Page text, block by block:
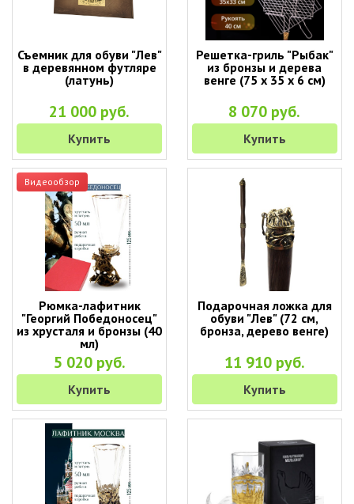
Съемник для обуви "Лев"
в деревянном футляре
(латунь)
21 000 руб.
Купить
Решетка-гриль "Рыбак"
из бронзы и дерева
венге (75 х 35 х 6 см)
8 070 руб.
Купить
Видеообзор
Рюмка-лафитник
"Георгий Победоносец"
из хрусталя и бронзы (40
мл)
5 020 руб.
Купить
Подарочная ложка для
обуви "Лев" (72 см,
бронза, дерево венге)
11 910 руб.
Купить